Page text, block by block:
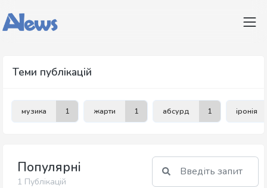
Популярні
1 Публікацій
Теми публікацій
музика 1 жарти 1 абсурд 1 іронія